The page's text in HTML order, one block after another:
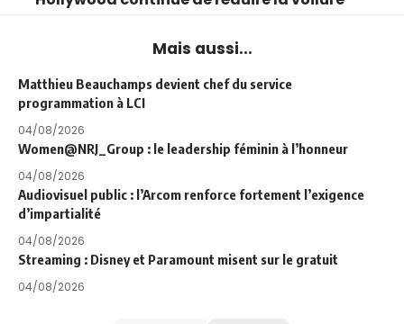
Mais aussi...
Matthieu Beauchamps devient chef du service
programmation à LCI
04/08/2026
Women@NRJ_Group : le leadership féminin à l’honneur
04/08/2026
Audiovisuel public : l’Arcom renforce fortement l’exigence
d’impartialité
04/08/2026
Streaming : Disney et Paramount misent sur le gratuit
04/08/2026